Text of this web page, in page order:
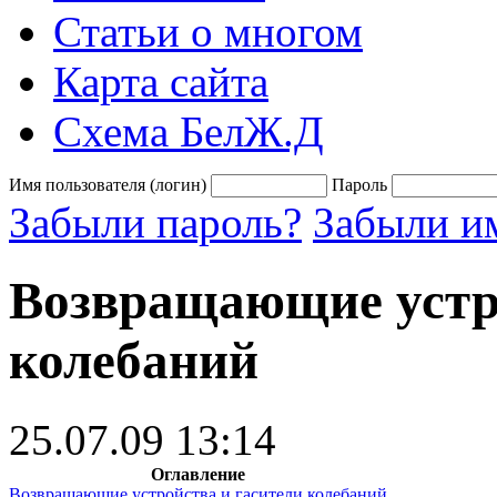
Статьи о многом
Карта сайта
Схема БелЖ.Д
Имя пользователя (логин) Пароль
Забыли пароль? Забыли
Возвращающие
колебаний
25.07.09 13:14
Оглавление